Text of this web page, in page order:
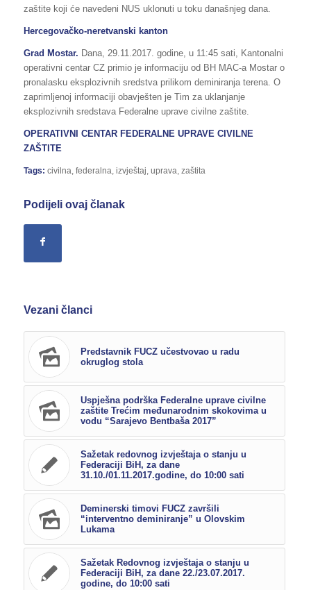
zaštite koji će navedeni NUS uklonuti u toku današnjeg dana.
Hercegovačko-neretvanski kanton
Grad Mostar. Dana, 29.11.2017. godine, u 11:45 sati, Kantonalni
operativni centar CZ primio je informaciju od BH MAC-a Mostar o
pronalasku eksplozivnih sredstva prilikom deminiranja terena. O
zaprimljenoj informaciji obavješten je Tim za uklanjanje
eksplozivnih sredstava Federalne uprave civilne zaštite.
OPERATIVNI CENTAR FEDERALNE UPRAVE CIVILNE
ZAŠTITE
Tags: civilna federalna izvještaj uprava zaštita
Podijeli ovaj članak
Vezani članci
Predstavnik FUCZ učestvovao u radu
okruglog stola
Uspješna podrška Federalne uprave civilne
zaštite Trećim međunarodnim skokovima u
vodu “Sarajevo Bentbaša 2017”
Sažetak redovnog izvještaja o stanju u
Federaciji BiH, za dane
31.10./01.11.2017.godine, do 10:00 sati
Deminerski timovi FUCZ završili
“interventno deminiranje” u Olovskim
Lukama
Sažetak Redovnog izvještaja o stanju u
Federaciji BiH, za dane 22./23.07.2017.
godine, do 10:00 sati